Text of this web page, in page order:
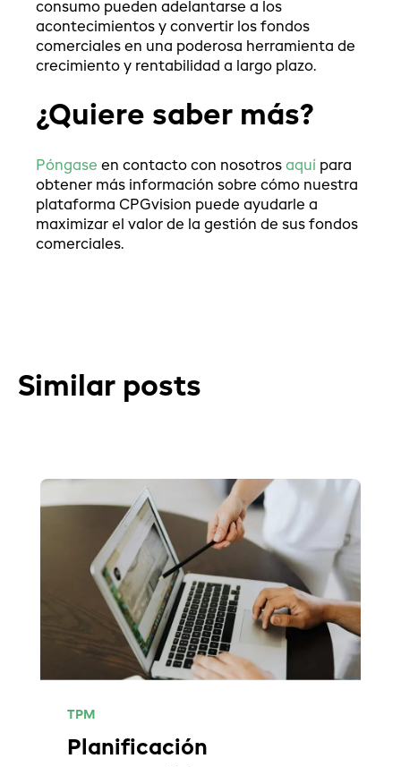
consumo pueden adelantarse a los
acontecimientos y convertir los fondos
comerciales en una poderosa herramienta de
crecimiento y rentabilidad a largo plazo.
¿Quiere saber más?
Póngase en contacto con nosotros aquí para
obtener más información sobre cómo nuestra
plataforma CPGvision puede ayudarle a
maximizar el valor de la gestión de sus fondos
comerciales.
Similar posts
TPM
Planificación